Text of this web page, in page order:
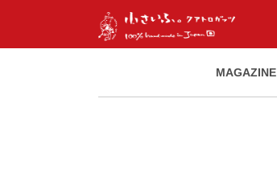
MAGAZINE